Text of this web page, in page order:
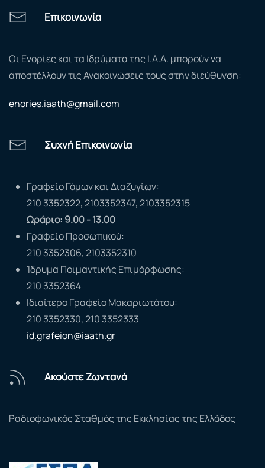
Επικοινωνία
Οι Ενορίες και τα Ιδρύματα της Ι.Α.Α. μπορούν να
αποστέλλουν τις Ανακοινώσεις τους στην διεύθυνση:
enories.iaath@gmail.com
Συχνή Επικοινωνία
Γραφείο Γάμων και Διαζυγίων:
210 3352322, 2103352347, 2103352315
Ωράριο: 9.00 - 13.00
Γραφείο Προσωπικού:
210 3352306, 2103352310
Ίδρυμα Ποιμαντικής Επιμόρφωσης:
210 3352364
Ιδιαίτερο Γραφείο Μακαριωτάτου:
210 3352330, 210 3352333
id.grafeion@iaath.gr
Ακούστε Ζωντανά
Ραδιοφωνικός Σταθμός της Εκκλησίας της Ελλάδος